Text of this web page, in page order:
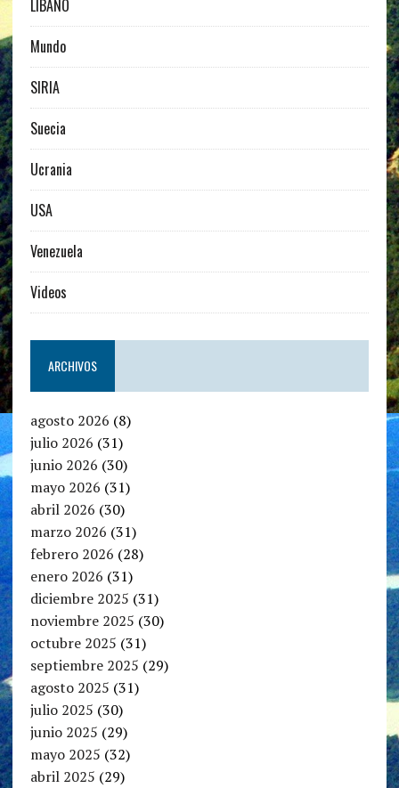
LIBANO
Mundo
SIRIA
Suecia
Ucrania
USA
Venezuela
Videos
ARCHIVOS
agosto 2026 (8)
julio 2026 (31)
junio 2026 (30)
mayo 2026 (31)
abril 2026 (30)
marzo 2026 (31)
febrero 2026 (28)
enero 2026 (31)
diciembre 2025 (31)
noviembre 2025 (30)
octubre 2025 (31)
septiembre 2025 (29)
agosto 2025 (31)
julio 2025 (30)
junio 2025 (29)
mayo 2025 (32)
abril 2025 (29)